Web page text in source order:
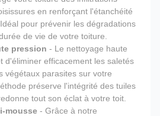
en renforçant l'étanchéité
pour prévenir les dégradations
de vie de votre toiture.
pression - Le nettoyage haute
d'éliminer efficacement les saletés
végétaux parasites sur votre
préserve l'intégrité des tuiles
tout son éclat à votre toit.
mousse - Grâce à notre